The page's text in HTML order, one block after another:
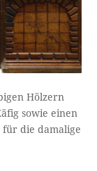
Hölzern
sowie einen
für die damalige